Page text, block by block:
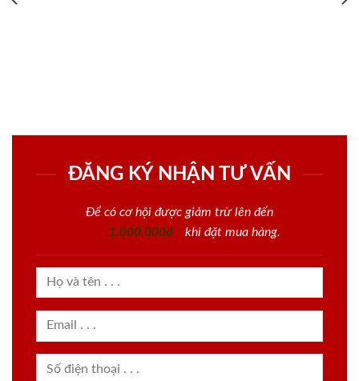
ĐĂNG KÝ NHẬN TƯ VẤN
Để có cơ hội được giảm trừ lên đến
1.000.000đ
khi đặt mua hàng.